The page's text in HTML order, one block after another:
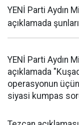
YENİ Parti Aydın
açıklamada
YENİ Parti Aydın
açıklamada
operasyonun
siyasi kumpas